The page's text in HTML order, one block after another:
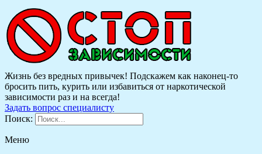
Жизнь без вредных привычек! Подскажем как наконец-то
бросить пить, курить или избавиться от наркотической
зависимости раз и на всегда!
Задать вопрос специалисту
Поиск:
Меню